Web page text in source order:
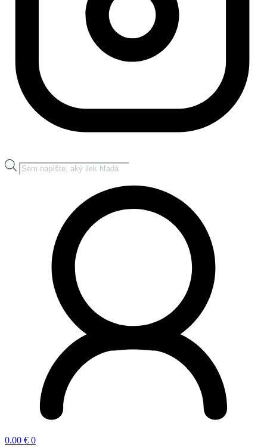
Products
search
0.00 € 0